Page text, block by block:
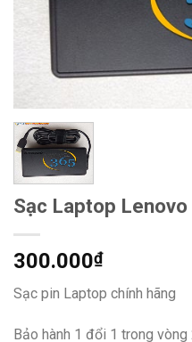
Sạc Laptop Lenovo
300.000₫
Sạc pin Laptop chính hãng
Bảo hành 1 đổi 1 trong vòng